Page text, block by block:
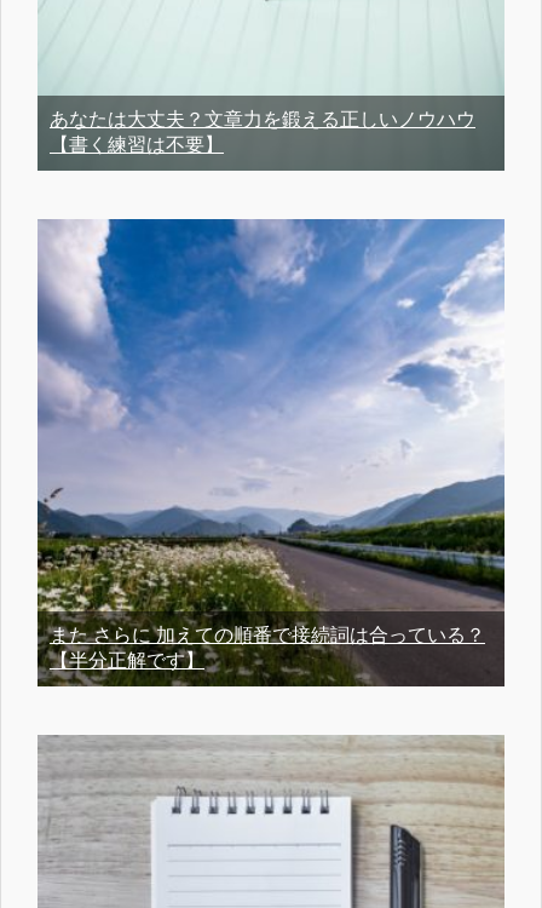
あなたは大丈夫？文章力を鍛える正しいノウハウ
【書く練習は不要】
また さらに 加えての順番で接続詞は合っている？
【半分正解です】